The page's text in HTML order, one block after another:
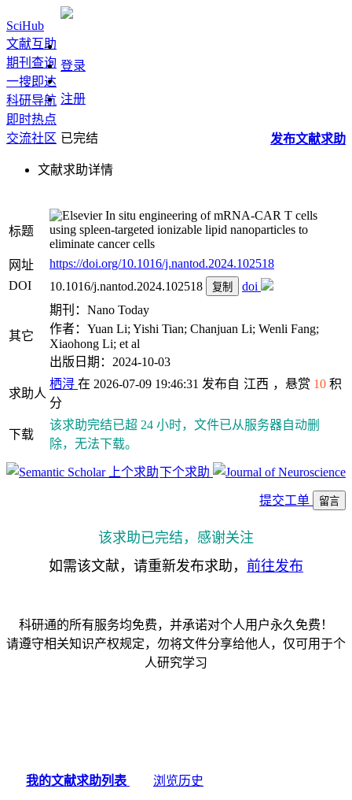
SciHub
文献互助
期刊查询
一搜即达
科研导航
即时热点
交流社区
登录
注册
发布文献求助
已完结
文献求助详情
标题
In situ engineering of mRNA-CAR T cells
using spleen-targeted ionizable lipid nanoparticles to
eliminate cancer cells
网址
https://doi.org/10.1016/j.nantod.2024.102518
DOI
10.1016/j.nantod.2024.102518 复制 doi
其它
期刊：Nano Today
作者：Yuan Li; Yishi Tian; Chanjuan Li; Wenli Fang;
Xiaohong Li; et al
出版日期：2024-10-03
求助人
栖浔 在 2026-07-09 19:46:31 发布自 江西 ，悬赏 10 积
分
下载
该求助完结已超 24 小时，文件已从服务器自动删
除，无法下载。
上个求助下个求助
提交工单 留言
该求助已完结，感谢关注
如需该文献，请重新发布求助， 前往发布
科研通的所有服务均免费，并承诺对个人用户永久免费！
请遵守相关知识产权规定，勿将文件分享给他人，仅可用于个
人研究学习
我的文献求助列表
浏览历史